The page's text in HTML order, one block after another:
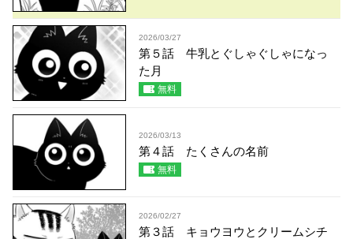
2026/03/27
第５話 牛乳とぐしゃぐしゃになっ
た月
無料
2026/03/13
第４話 たくさんの名前
無料
2026/02/27
第３話 キョウヨウとクリームシチ